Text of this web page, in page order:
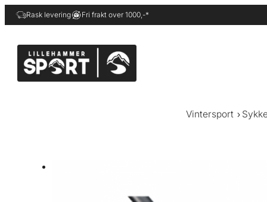
Hopp
til
Rask levering Fri frakt over 1000,-*
Vintersport